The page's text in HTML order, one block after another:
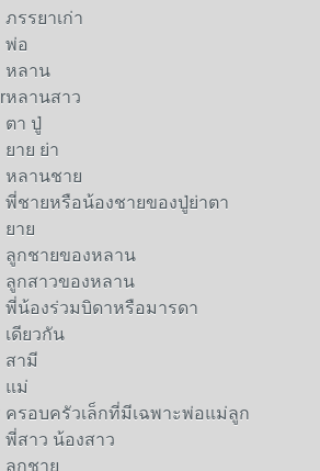
ภรรยาเก่า
พ่อ
หลาน
หลานสาว
ตา ปู่
ยาย ย่า
หลานชาย
พี่ชายหรือน้องชายของปู่ย่าตา
ยาย
ลูกชายของหลาน
ลูกสาวของหลาน
พี่น้องร่วมบิดาหรือมารดา
เดียวกัน
สามี
แม่
ครอบครัวเล็กที่มีเฉพาะพ่อแม่ลูก
พี่สาว น้องสาว
ลูกชาย